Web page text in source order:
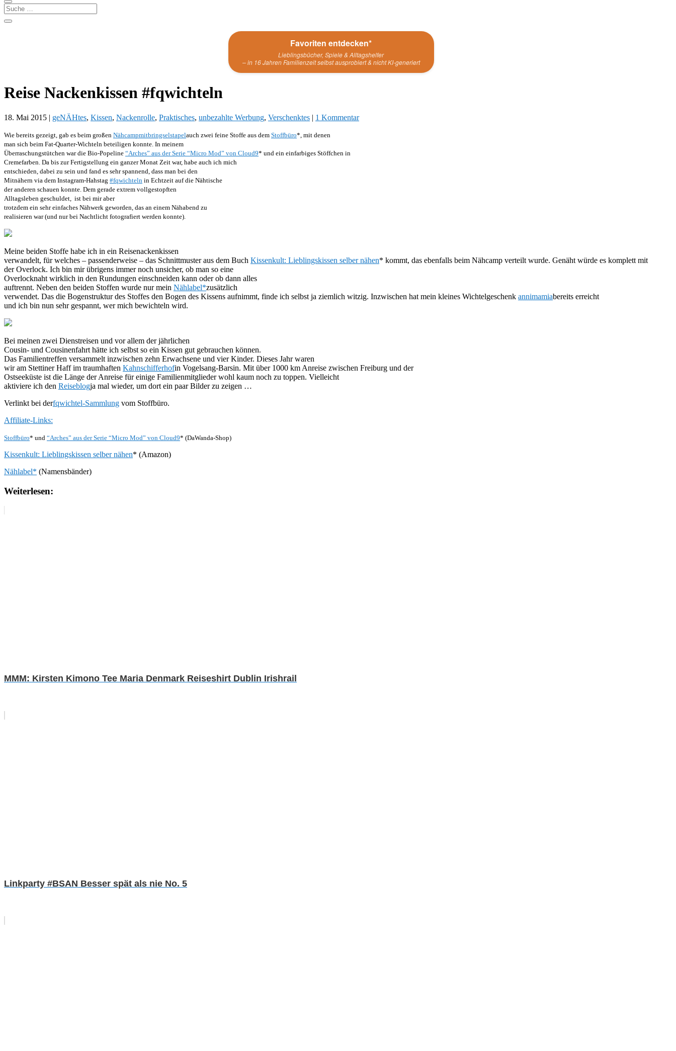
Favoriten entdecken*
Lieblingsbücher, Spiele & Alltagshelfer
– in 16 Jahren Familienzeit selbst ausprobiert & nicht KI-generiert
Reise Nackenkissen #fqwichteln
18. Mai 2015 | geNÄHtes, Kissen, Nackenrolle, Praktisches, unbezahlte Werbung, Verschenktes | 1 Kommentar
Wie bereits gezeigt, gab es beim großen Nähcampmitbringselstapelauch zwei feine Stoffe aus dem Stoffbüro*, mit denen
man sich beim Fat-Quarter-Wichteln beteiligen konnte. In meinem
Überraschungstütchen war die Bio-Popeline “Arches” aus der Serie “Micro Mod” von Cloud9* und ein einfarbiges Stöffchen in
Cremefarben. Da bis zur Fertigstellung ein ganzer Monat Zeit war, habe auch ich mich
entschieden, dabei zu sein und fand es sehr spannend, dass man bei den
Mitnähern via dem Instagram-Hahstag #fqwichteln in Echtzeit auf die Nähtische
der anderen schauen konnte. Dem gerade extrem vollgestopften
Alltagsleben geschuldet, ist bei mir aber
trotzdem ein sehr einfaches Nähwerk geworden, das an einem Nähabend zu
realisieren war (und nur bei Nachtlicht fotografiert werden konnte).
Meine beiden Stoffe habe ich in ein Reisenackenkissen
verwandelt, für welches – passenderweise – das Schnittmuster aus dem Buch Kissenkult: Lieblingskissen selber nähen* kommt, das ebenfalls beim Nähcamp verteilt wurde. Genäht würde es komplett mit
der Overlock. Ich bin mir übrigens immer noch unsicher, ob man so eine
Overlocknaht wirklich in den Rundungen einschneiden kann oder ob dann alles
auftrennt. Neben den beiden Stoffen wurde nur mein Nählabel*zusätzlich
verwendet. Das die Bogenstruktur des Stoffes den Bogen des Kissens aufnimmt, finde ich selbst ja ziemlich witzig. Inzwischen hat mein kleines Wichtelgeschenk annimamiabereits erreicht
und ich bin nun sehr gespannt, wer mich bewichteln wird.
Bei meinen zwei Dienstreisen und vor allem der jährlichen
Cousin- und Cousinenfahrt hätte ich selbst so ein Kissen gut gebrauchen können.
Das Familientreffen versammelt inzwischen zehn Erwachsene und vier Kinder. Dieses Jahr waren
wir am Stettiner Haff im traumhaften Kahnschifferhofin Vogelsang-Barsin. Mit über 1000 km Anreise zwischen Freiburg und der
Ostseeküste ist die Länge der Anreise für einige Familienmitglieder wohl kaum noch zu toppen. Vielleicht
aktiviere ich den Reiseblogja mal wieder, um dort ein paar Bilder zu zeigen …
Verlinkt bei derfqwichtel-Sammlung vom Stoffbüro.
Affiliate-Links:
Stoffbüro* und “Arches” aus der Serie “Micro Mod” von Cloud9* (DaWanda-Shop)
Kissenkult: Lieblingskissen selber nähen* (Amazon)
Nählabel* (Namensbänder)
Weiterlesen:
MMM: Kirsten Kimono Tee Maria Denmark Reiseshirt Dublin Irishrail
Linkparty #BSAN Besser spät als nie No. 5